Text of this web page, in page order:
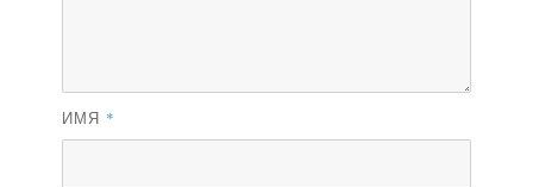
ИМЯ *